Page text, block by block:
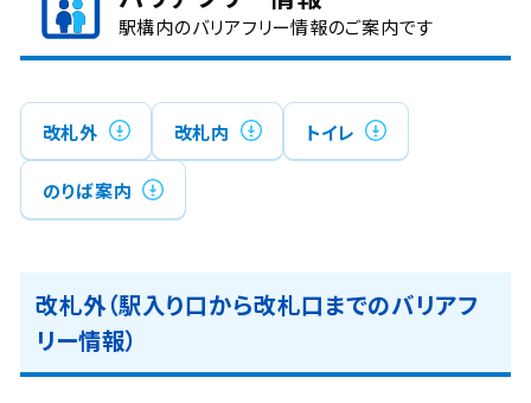
駅構内のバリアフリー情報のご案内です
改札外 改札内 トイレ
のりば案内
改札外（駅入り口から改札口までのバリアフ
リー情報）